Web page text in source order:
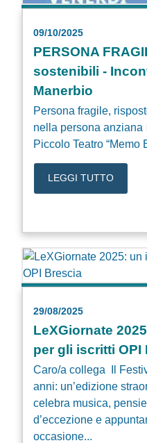
09/10/2025
PERSONA
sostenibili -
Manerbio
Persona fragile,
nella persona anziana
Piccolo Teatro “Memo
LEGGI TUTTO
29/08/2025
LeXGiornate
per gli iscritti OPI
Caro/a collega Il
anni: un’edizione
celebra musica,
d’eccezione e
occasione...